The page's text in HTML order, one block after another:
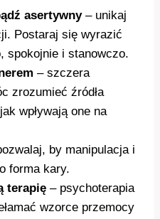
asertywny– unikaj
Postaraj się wyrazić
spokojnie i stanowczo.
– szczera
zrozumieć źródła
wpływają one na
by manipulacja i
forma kary.
terapię – psychoterapia
wzorce przemocy